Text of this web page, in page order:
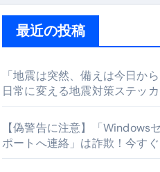
最近の投稿
「地震は突然、備えは今日か
日常に変える地震対策ステッ
【偽警告に注意】「Windows
ポートへ連絡」は詐欺！今す